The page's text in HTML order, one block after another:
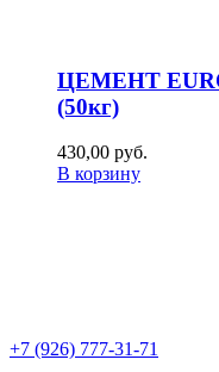
ЦЕМЕНТ
(50кг)
430,00 руб.
В корзину
+7 (926) 777-31-71